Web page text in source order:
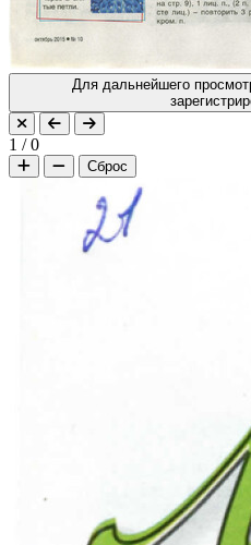
Для дальнейшего просмотра необходимо войти или
1 /0
Сброс